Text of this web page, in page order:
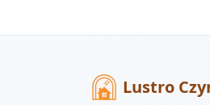
Lustro